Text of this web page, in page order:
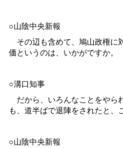
○山陰中央新報
その辺も含めて、鳩山政権に
価というのは、いかがですか。
○溝口知事
だから、いろんなことをやら
も、道半ばで退陣をされたと、
○山陰中央新報